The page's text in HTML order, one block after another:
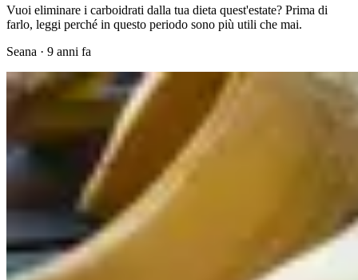
Vuoi eliminare i carboidrati dalla tua dieta quest'estate? Prima di
farlo, leggi perché in questo periodo sono più utili che mai.
Seana · 9 anni fa